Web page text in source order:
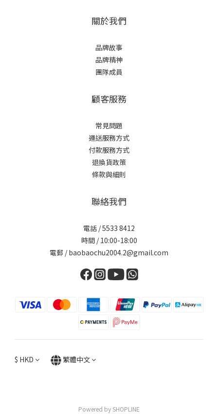
關於我們
品牌故事
品牌精神
團隊成員
顧客服務
常見問題
運送服務方式
付款服務方式
退換貨政策
條款與細則
聯絡我們
電話 / 5533 8412
時間 / 10:00-18:00
電郵 / baobaochu2004.2@gmail.com
$ HKD 繁體中文
Powered by SHOPLINE